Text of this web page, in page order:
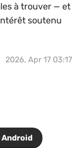
à trouver — et
soutenu
2026, Apr 17 03:17
Android